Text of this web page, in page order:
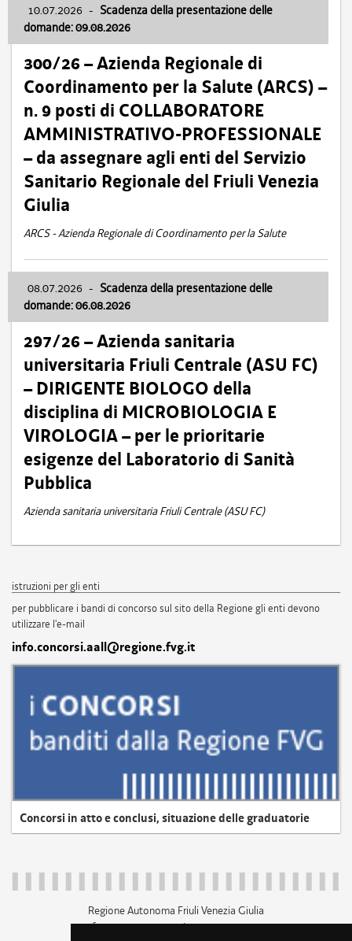
10.07.2026 - Scadenza della presentazione delle
domande: 09.08.2026
300/26 – Azienda Regionale di
Coordinamento per la Salute (ARCS) –
n. 9 posti di COLLABORATORE
AMMINISTRATIVO-PROFESSIONALE
– da assegnare agli enti del Servizio
Sanitario Regionale del Friuli Venezia
Giulia
ARCS - Azienda Regionale di Coordinamento per la Salute
08.07.2026 - Scadenza della presentazione delle
domande: 06.08.2026
297/26 – Azienda sanitaria
universitaria Friuli Centrale (ASU FC)
– DIRIGENTE BIOLOGO della
disciplina di MICROBIOLOGIA E
VIROLOGIA – per le prioritarie
esigenze del Laboratorio di Sanità
Pubblica
Azienda sanitaria universitaria Friuli Centrale (ASU FC)
istruzioni per gli enti
per pubblicare i bandi di concorso sul sito della Regione gli enti devono
utilizzare l'e-mail
info.concorsi.aall@regione.fvg.it
Concorsi in atto e conclusi, situazione delle graduatorie
Regione Autonoma Friuli Venezia Giulia
c.f. 80014930327; p.iva 00526040324